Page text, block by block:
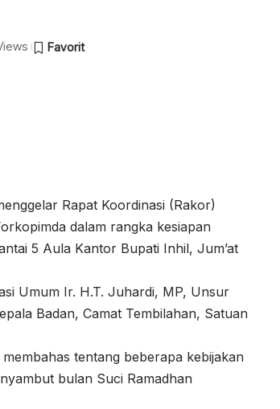
Rapat Koordinasi (Rakor)
dalam rangka kesiapan
5 Aula Kantor Bupati Inhil, Jum’at
Umum Ir. H.T. Juhardi, MP, Unsur
Badan, Camat Tembilahan, Satuan
tentang beberapa kebijakan
bulan Suci Ramadhan